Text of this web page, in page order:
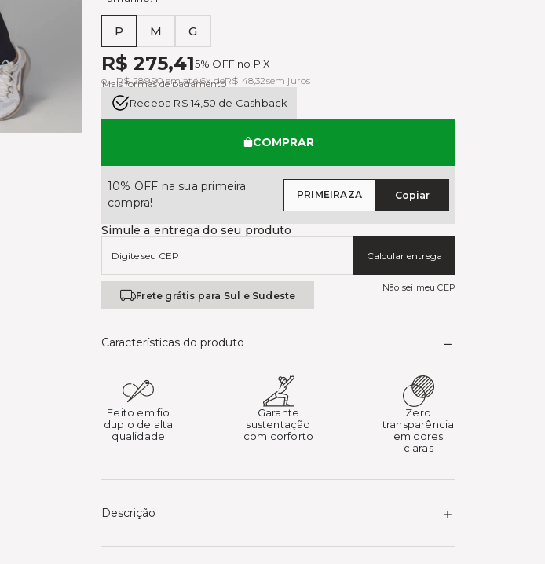
P M G
ou R$ 289,90 em até 6x deR$ 48,32sem juros
R$ 275,415% OFF no PIX
Mais formas de pagamento
Receba R$ 14,50 de Cashback
COMPRAR
10% OFF na sua primeira
compra!
PRIMEIRAZA Copiar
Simule a entrega do seu produto
Calcular entrega
Frete grátis para Sul e Sudeste
Não sei meu CEP
Características do produto
Feito em fio
duplo de alta
qualidade
Garante
sustentação
com corforto
Zero
transparência
em cores
claras
Descrição